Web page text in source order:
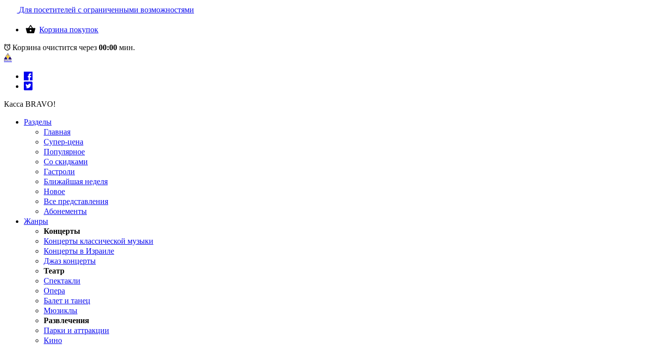
Для посетителей с ограниченными возможностями
Корзина покупок
Корзина очистится через 00:00 мин.
Касса BRAVO!
Разделы
Главная
Супер-цена
Популярное
Со скидками
Гастроли
Ближайшая неделя
Новое
Все представления
Абонементы
Жанры
Концерты
Концерты классической музыки
Концерты в Израиле
Джаз концерты
Театр
Спектакли
Опера
Балет и танец
Мюзиклы
Развлечения
Парки и аттракции
Кино